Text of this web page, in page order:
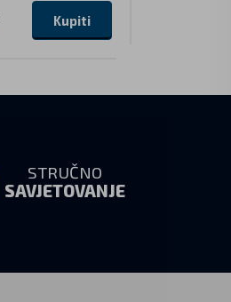
Kupiti
STRUČNO
SAVJETOVANJE